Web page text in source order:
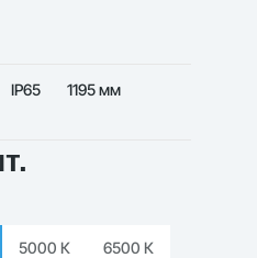
IP65
1195 мм
5000 К 6500 К